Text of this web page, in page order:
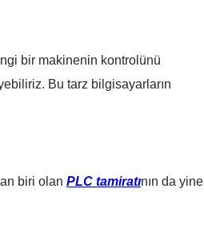
bir makinenin kontrolünü
Bu tarz bilgisayarların
biri olan PLC tamiratının da yine